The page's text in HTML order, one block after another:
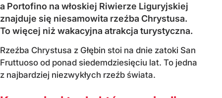
a Portofino na włoskiej Riwierze Liguryjskiej
znajduje się niesamowita rzeźba Chrystusa.
To więcej niż wakacyjna atrakcja turystyczna.
Rzeźba Chrystusa z Głębin stoi na dnie zatoki San
Fruttuoso od ponad siedemdziesięciu lat. To jedna
z najbardziej niezwykłych rzeźb świata.